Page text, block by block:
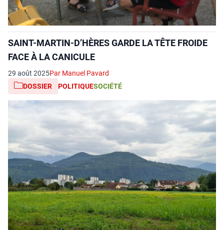
SAINT-MARTIN‑D’HÈRES GARDE LA TÊTE FROIDE
FACE À LA CANICULE
29 août 2025Par Manuel Pavard
DOSSIER
POLITIQUESOCIÉTÉ